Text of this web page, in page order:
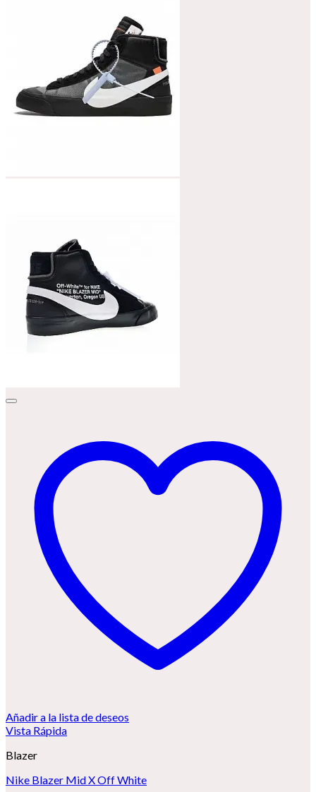
Añadir a la lista de deseos
Vista Rápida
Blazer
Nike Blazer Mid X Off White